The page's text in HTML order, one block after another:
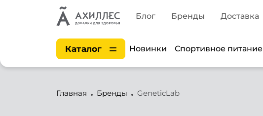
Блог Бренды Доставка
Каталог Новинки Спортивное питание
Главная Бренды GeneticLab